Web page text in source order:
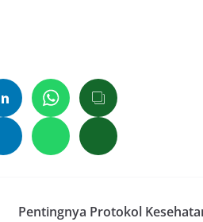
Pentingnya Protokol